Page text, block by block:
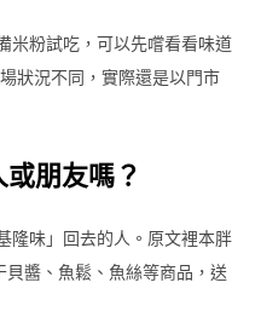
米粉試吃，可以先嚐看看味道
狀況不同，實際還是以門市
朋友嗎？
隆味」回去的人。原文裡本胖
醬、魚鬆、魚絲等商品，送